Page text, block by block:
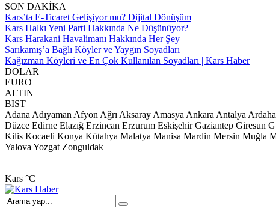
SON DAKİKA
Kars’ta E-Ticaret Gelişiyor mu? Dijital Dönüşüm
Kars Halkı Yeni Parti Hakkında Ne Düşünüyor?
Kars Harakani Havalimanı Hakkında Her Şey
Sarıkamış’a Bağlı Köyler ve Yaygın Soyadları
Kağızman Köyleri ve En Çok Kullanılan Soyadları | Kars Haber
DOLAR
EURO
ALTIN
BIST
Adana Adıyaman Afyon Ağrı Aksaray Amasya Ankara Antalya
Düzce Edirne Elazığ Erzincan Erzurum Eskişehir Gaziantep Giresun
Kilis Kocaeli Konya Kütahya Malatya Manisa Mardin Mersin Muğla
Yalova Yozgat Zonguldak
Kars °C